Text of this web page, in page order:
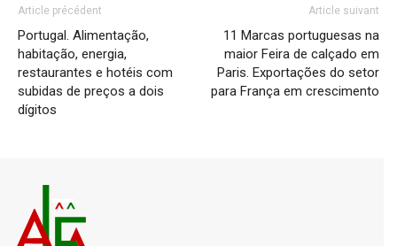
Article précédent
Portugal. Alimentação,
habitação, energia,
restaurantes e hotéis com
subidas de preços a dois
dígitos
Article suivant
11 Marcas portuguesas na
maior Feira de calçado em
Paris. Exportações do setor
para França em crescimento